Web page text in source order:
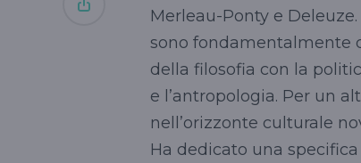
Merleau-Ponty e Deleuze
sono fondamentalmente
della filosofia con la
e l’antropologia. Per un
nell’orizzonte culturale
Ha dedicato una